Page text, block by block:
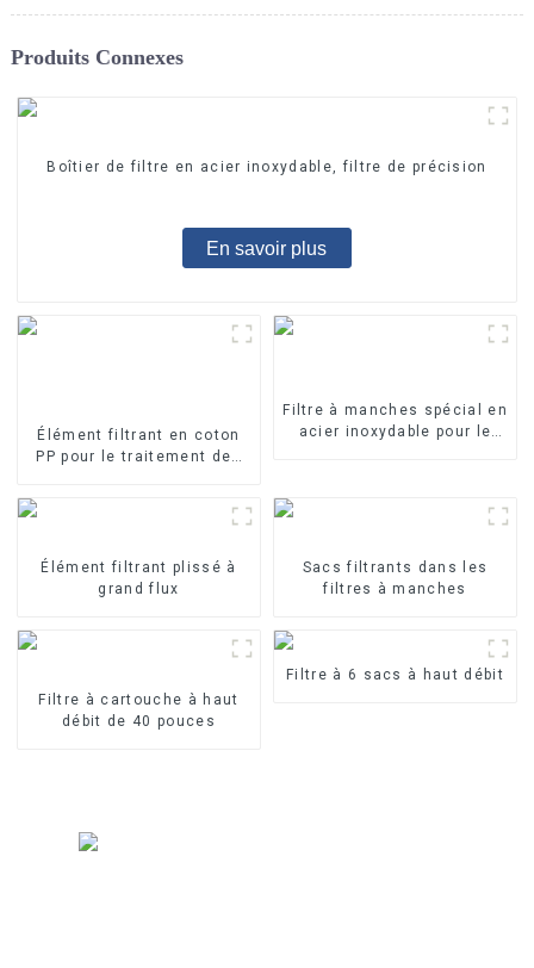
Produits Connexes
Boîtier de filtre en acier inoxydable, filtre de précision
En savoir plus
Élément filtrant en coton
PP pour le traitement des
filtrant en PP fondu-soufflé
Filtre à manches spécial en
acier inoxydable pour le
Élément filtrant plissé à
grand flux
Sacs filtrants dans les
filtres à manches
Filtre à cartouche à haut
débit de 40 pouces
Filtre à 6 sacs à haut débit